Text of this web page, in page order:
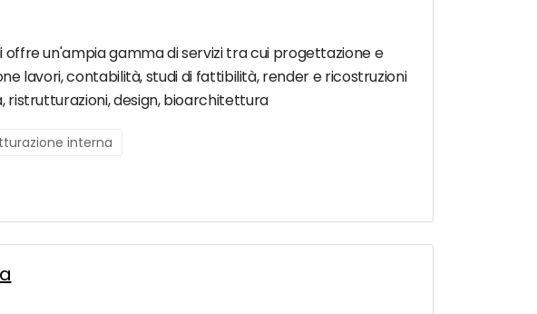
un'ampia gamma di servizi tra cui progettazione e
lavori, contabilità, studi di fattibilità, render e ricostruzioni
design, bioarchitettura
interna